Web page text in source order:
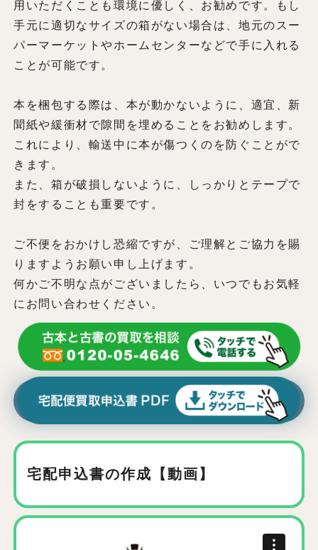
用いただくことも環境に優しく、お勧めです。もし
手元に適切なサイズの箱がない場合は、地元のスー
パーマーケットやホームセンターなどで手に入れる
ことが可能です。
本を梱包する際は、本が動かないように、適宜、新
聞紙や緩衝材で隙間を埋めることをお勧めします。
これにより、輸送中に本が傷つくのを防ぐことがで
きます。
また、箱が破損しないように、しっかりとテープで
封をすることも重要です。
ご不便をおかけし恐縮ですが、ご理解とご協力を賜
りますようお願い申し上げます。
何かご不明な点がございましたら、いつでもお気軽
にお問い合わせください。
宅配申込書の作成【動画】